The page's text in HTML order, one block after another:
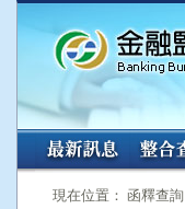
:::
現在位置： 函釋查詢